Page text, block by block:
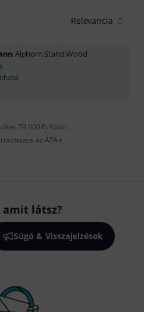
Relevancia
Alphorn Stand Wood
79 000 Ft fölött
az ÁFÁ-t
amit látsz?
Súgó & Visszajelzések